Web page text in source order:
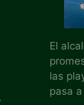
El
las
pasa